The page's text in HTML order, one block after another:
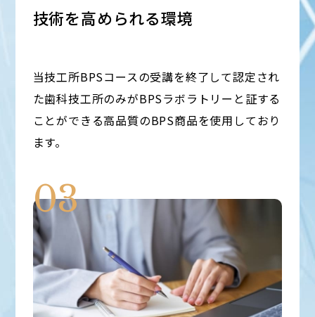
技術を高められる環境
当技工所BPSコースの受講を終了して認定され
た歯科技工所のみがBPSラボラトリーと証する
ことができる高品質のBPS商品を使用しており
ます。
03